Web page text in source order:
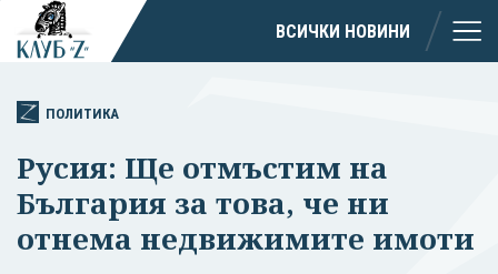
ВСИЧКИ НОВИНИ
ПОЛИТИКА
Русия: Ще отмъстим на
България за това, че ни
отнема недвижимите имоти